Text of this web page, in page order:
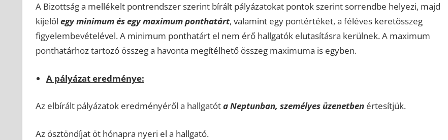
A Bizottság a mellékelt pontrendszer szerint bírált pályázatokat pontok szerint sorrendbe helyezi, majd
kijelöl egy minimum és egy maximum ponthatárt, valamint egy pontértéket, a féléves keretösszeg
figyelembevételével. A minimum ponthatárt el nem érő hallgatók elutasításra kerülnek. A maximum
ponthatárhoz tartozó összeg a havonta megítélhető összeg maximuma is egyben.
A pályázat eredménye:
Az elbírált pályázatok eredményéről a hallgatóta Neptunban, személyes üzenetbenértesítjük.
Az ösztöndíjat öt hónapra nyeri el a hallgató.